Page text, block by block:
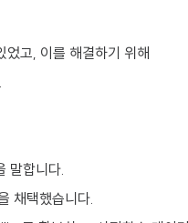
고, 이를 해결하기 위해
말합니다.
채택했습니다.